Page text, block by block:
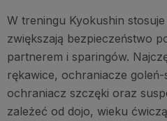
W treningu Kyokushin
zwiększają bezpieczeństwo
partnerem i sparingów.
rękawice, ochraniacze
ochraniacz szczęki oraz
zależeć od dojo, wieku